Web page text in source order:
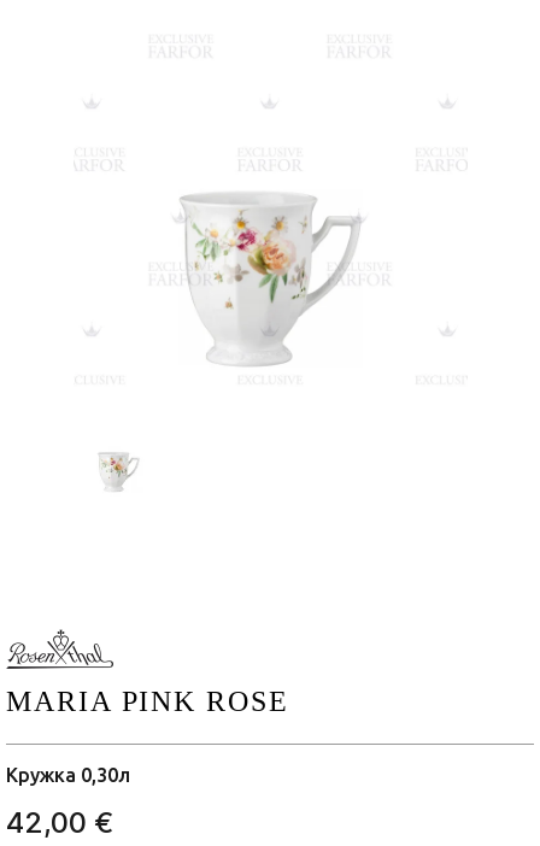
MARIA PINK ROSE
Кружка 0,30л
42,00 €